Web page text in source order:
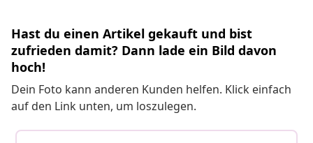
Hast du einen Artikel gekauft und bist
zufrieden damit? Dann lade ein Bild davon
hoch!
Dein Foto kann anderen Kunden helfen. Klick einfach
auf den Link unten, um loszulegen.